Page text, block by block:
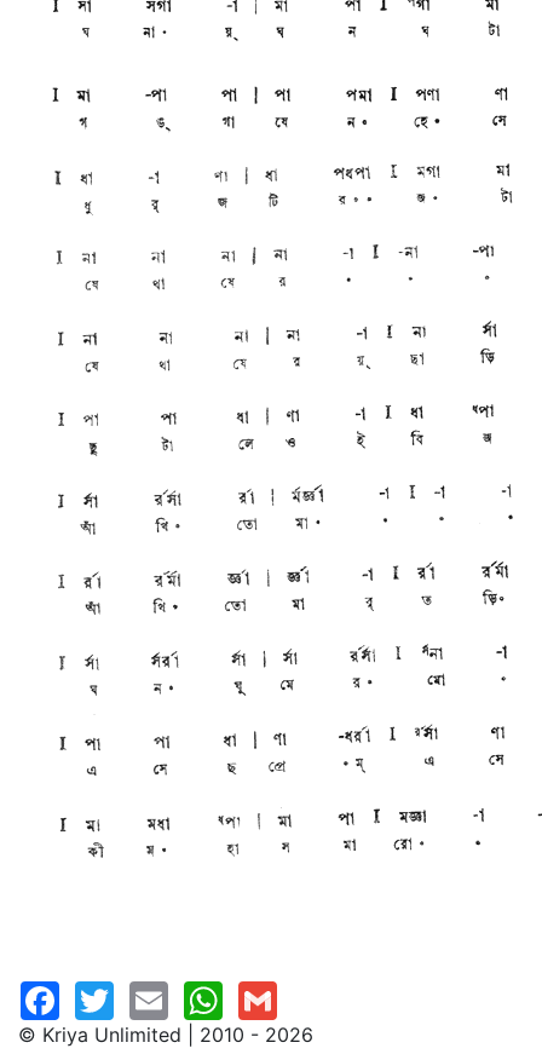
© Kriya Unlimited | 2010 - 2026